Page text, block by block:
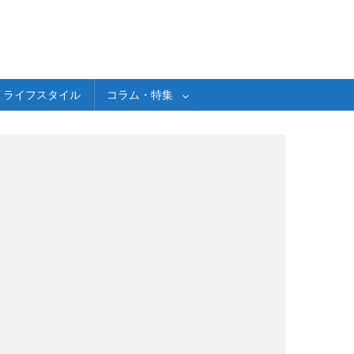
ライフスタイル コラム・特集